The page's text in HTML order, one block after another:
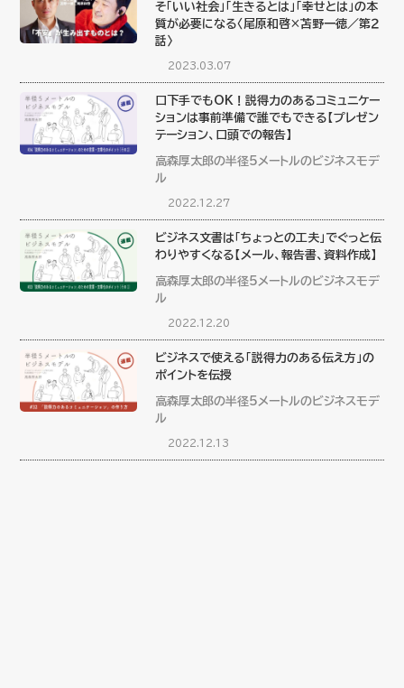
そ「いい社会」「生きるとは」「幸せとは」の本
質が必要になる〈尾原和啓×苫野一徳／第２
話〉
2023.03.07
口下手でもOK！説得力のあるコミュニケー
ションは事前準備で誰でもできる【プレゼン
テーション、口頭での報告】
高森厚太郎の半径5メートルのビジネスモデ
ル
2022.12.27
ビジネス文書は「ちょっとの工夫」でぐっと伝
わりやすくなる【メール、報告書、資料作成】
高森厚太郎の半径5メートルのビジネスモデ
ル
2022.12.20
ビジネスで使える「説得力のある伝え方」の
ポイントを伝授
高森厚太郎の半径5メートルのビジネスモデ
ル
2022.12.13